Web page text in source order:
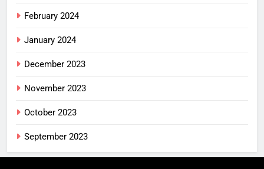
February 2024
January 2024
December 2023
November 2023
October 2023
September 2023